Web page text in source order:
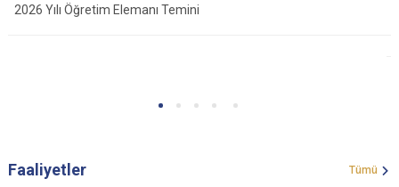
2026 Yılı Öğretim Elemanı Temini
Faaliyetler Tümü